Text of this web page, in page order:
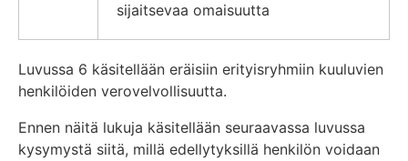
sijaitsevaa omaisuutta
Luvussa 6 käsitellään eräisiin erityisryhmiin kuuluvien
henkilöiden verovelvollisuutta.
Ennen näitä lukuja käsitellään seuraavassa luvussa
kysymystä siitä, millä edellytyksillä henkilön voidaan